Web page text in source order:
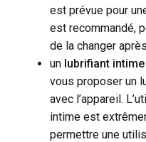
est prévue pour
est recommandé,
de la changer
un lubrifiant intime
vous proposer un
avec l’appareil.
intime est
permettre une